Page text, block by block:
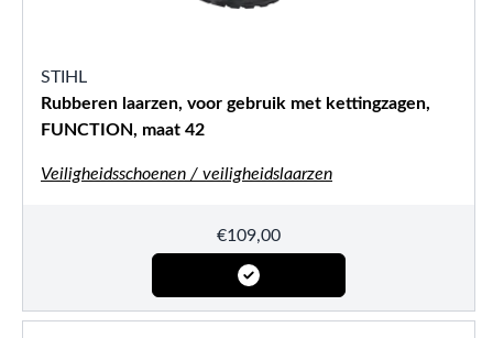
STIHL
Rubberen laarzen, voor gebruik met kettingzagen,
FUNCTION, maat 42
Veiligheidsschoenen / veiligheidslaarzen
€109,00